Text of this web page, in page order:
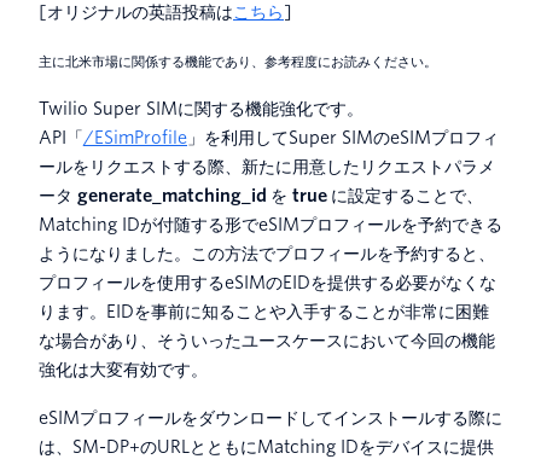
[オリジナルの英語投稿はこちら]
主に北米市場に関係する機能であり、参考程度にお読みください。
Twilio Super SIMに関する機能強化です。
API「/ESimProfile 」を利用してSuper SIMのeSIMプロフィ
ールをリクエストする際、新たに用意したリクエストパラメ
ータ generate_matching_id を true に設定することで、
Matching IDが付随する形でeSIMプロフィールを予約できる
ようになりました。この方法でプロフィールを予約すると、
プロフィールを使用するeSIMのEIDを提供する必要がなくな
ります。EIDを事前に知ることや入手することが非常に困難
な場合があり、そういったユースケースにおいて今回の機能
強化は大変有効です。
eSIMプロフィールをダウンロードしてインストールする際に
は、SM-DP+のURLとともにMatching IDをデバイスに提供